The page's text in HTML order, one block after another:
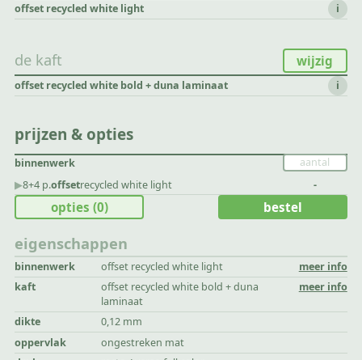
offset recycled white light i
de kaft wijzig
offset recycled white bold + duna laminaat i
prijzen & opties
binnenwerk
▶︎8+4 p.offsetrecycled white light -
eigenschappen
binnenwerk offset recycled white light
meer info
kaft
offset recycled white bold + duna
laminaat
meer info
dikte
0,12 mm
oppervlak
ongestreken mat
opties (0) bestel